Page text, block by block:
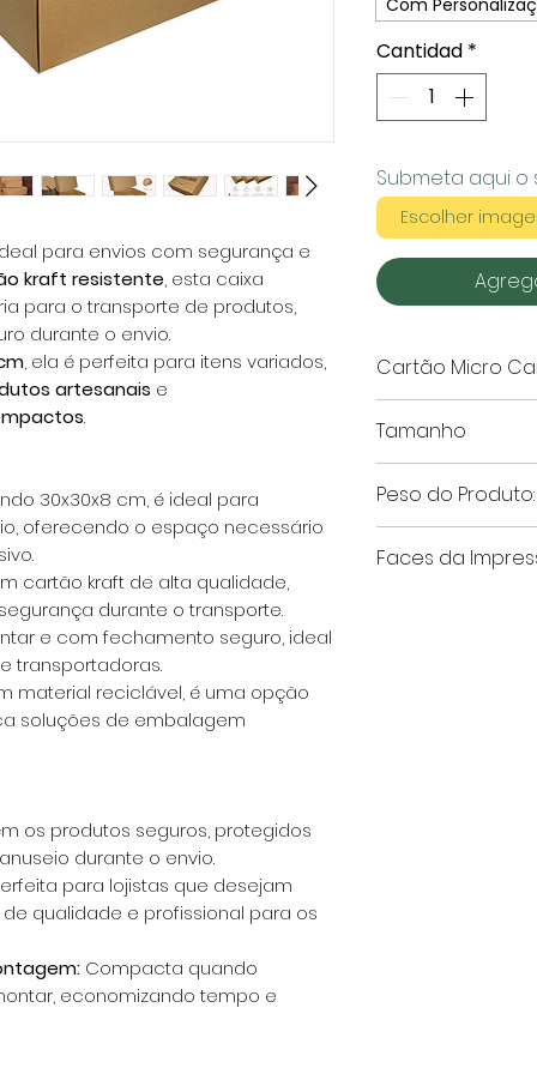
para envios com segurança e
kraft resistente, esta caixa
para o transporte de produtos,
durante o envio.
, ela é perfeita para itens variados,
artesanais e
.
30x30x8 cm, é ideal para
oferecendo o espaço necessário
cartão kraft de alta qualidade,
durante o transporte.
e com fechamento seguro, ideal
transportadoras.
material reciclável, é uma opção
soluções de embalagem
os produtos seguros, protegidos
durante o envio.
para lojistas que desejam
qualidade e profissional para os
Compacta quando
economizando tempo e
Cantidad *
Submeta aqui o
Escolher
Cartão Micro
escolha
durabilidade e
Fabricado com
qualidade,
que
Tamanho
Peso do Produto:
30x30x8
Faces da